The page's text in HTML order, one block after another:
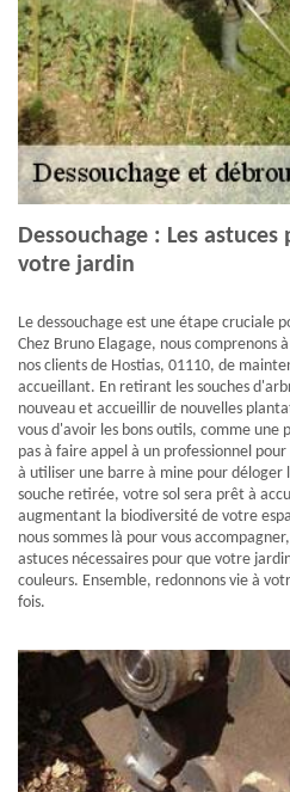
Dessouchage : Les
votre jardin
Le dessouchage est une étape cruciale
Chez Bruno Elagage, nous
nos clients de Hostias, 01110, de
accueillant. En retirant les souches
nouveau et accueillir de nouvelles
vous d'avoir les bons outils, comme une
pas à faire appel à un professionnel pour
à utiliser une barre à mine pour déloger
souche retirée, votre sol sera prêt à
augmentant la biodiversité de votre
nous sommes là pour vous
astuces nécessaires pour que votre
couleurs. Ensemble, redonnons vie à
fois.